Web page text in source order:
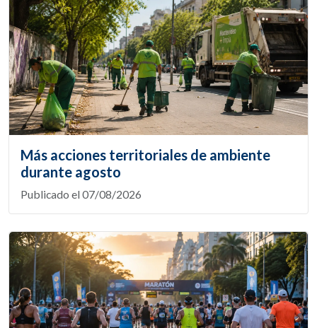
Más acciones territoriales de ambiente
durante agosto
Publicado el 07/08/2026